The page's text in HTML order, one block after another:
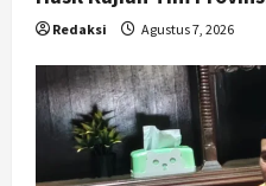
Redaksi Agustus 7, 2026